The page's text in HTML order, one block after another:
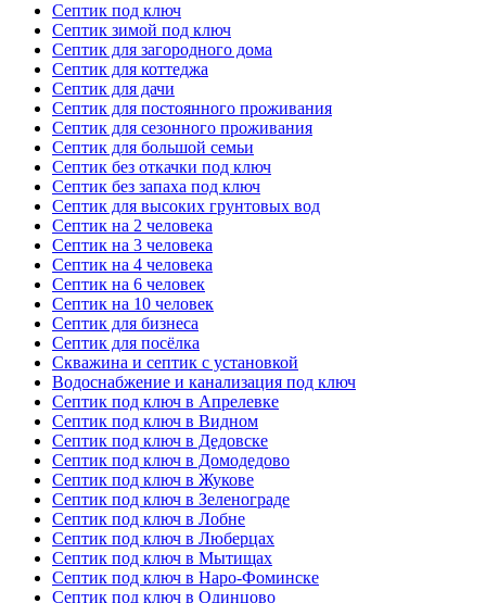
Септик под ключ
Септик зимой под ключ
Септик для загородного дома
Септик для коттеджа
Септик для дачи
Септик для постоянного проживания
Септик для сезонного проживания
Септик для большой семьи
Септик без откачки под ключ
Септик без запаха под ключ
Септик для высоких грунтовых вод
Септик на 2 человека
Септик на 3 человека
Септик на 4 человека
Септик на 6 человек
Септик на 10 человек
Септик для бизнеса
Септик для посёлка
Скважина и септик с установкой
Водоснабжение и канализация под ключ
Септик под ключ в Апрелевке
Септик под ключ в Видном
Септик под ключ в Дедовске
Септик под ключ в Домодедово
Септик под ключ в Жукове
Септик под ключ в Зеленограде
Септик под ключ в Лобне
Септик под ключ в Люберцах
Септик под ключ в Мытищах
Септик под ключ в Наро-Фоминске
Септик под ключ в Одинцово